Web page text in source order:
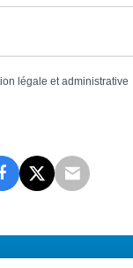
légale et administrative